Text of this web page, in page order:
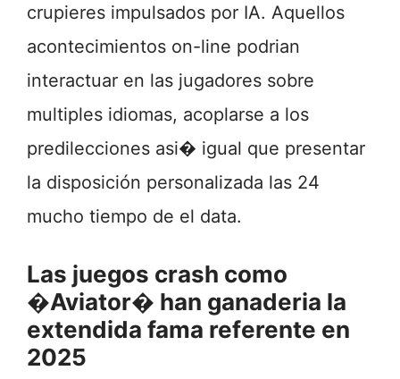
crupieres impulsados por IA. Aquellos
acontecimientos on-line podrian
interactuar en las jugadores sobre
multiples idiomas, acoplarse a los
predilecciones asi� igual que presentar
la disposición personalizada las 24
mucho tiempo de el data.
Las juegos crash como
�Aviator� han ganaderia la
extendida fama referente en
2025